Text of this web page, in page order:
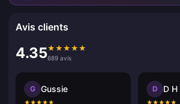
Avis clients
4.35★ ★ ★ ★ ★
689 avis
G Gussie
★★★★★
D D H
★★★★★